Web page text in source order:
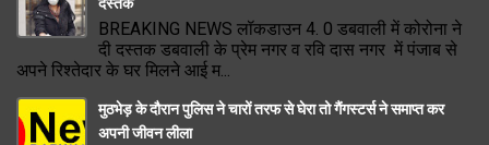
BREAKING NEWS लॉकडाउन 4. 0 डबवाली में कोरोना ने
दी दस्तक डबवाली के प्रेम नगर व रवि दास नगर में पंजाब से
अपने रिश्तेदार के घर मिलने आई म...
मुठभेड़ के दौरान पुलिस ने चारों तरफ से घेरा तो गैंगस्टर्स ने समाप्त कर
अपनी जीवन लीला